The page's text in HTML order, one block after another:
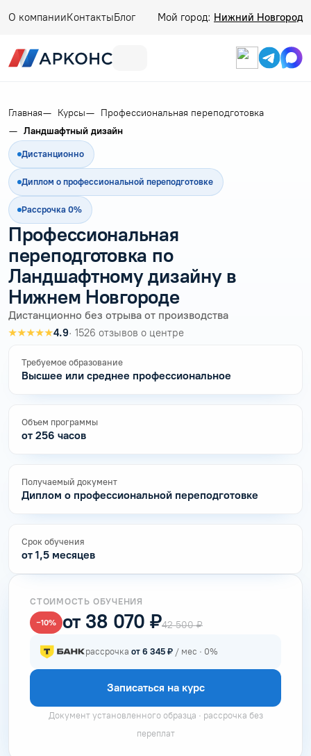
О компанииКонтактыБлог Мой город: Нижний Новгород
Главная Курсы
Профессиональная переподготовка
Ландшафтный дизайн
Дистанционно
Диплом о профессиональной переподготовке
Рассрочка 0%
Профессиональная
переподготовка по
Ландшафтному дизайну в
Нижнем Новгороде
Дистанционно без отрыва от производства
★★★★★4.9· 1526 отзывов о центре
Требуемое образование
Высшее или среднее профессиональное
Объем программы
от 256 часов
Получаемый документ
Диплом о профессиональной переподготовке
Срок обучения
от 1,5 месяцев
СТОИМОСТЬ ОБУЧЕНИЯ
−10% от 38 070 ₽42 500 ₽
рассрочка от 6 345 ₽ / мес · 0%
Записаться на курс
Документ установленного образца · рассрочка без
переплат